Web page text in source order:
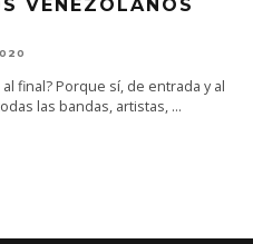
VENEZOLANOS
final? Porque sí, de entrada y al
las bandas, artistas, ...